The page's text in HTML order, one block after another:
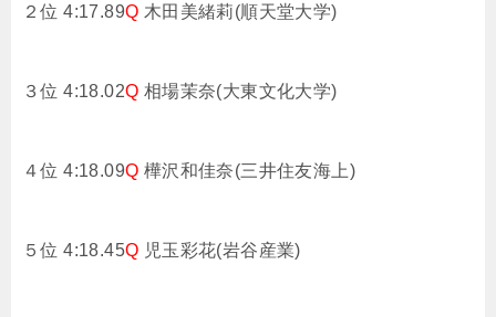
２位 4:17.89Q 木田美緒莉(順天堂大学)
３位 4:18.02Q 相場茉奈(大東文化大学)
４位 4:18.09Q 樺沢和佳奈(三井住友海上)
５位 4:18.45Q 児玉彩花(岩谷産業)